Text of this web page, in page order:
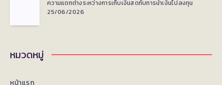
ความแตกต่างระหว่างการเก็บเงินสดกับการนำเงินไปลงทุน
25/06/2026
หมวดหมู่
หน้าแรก